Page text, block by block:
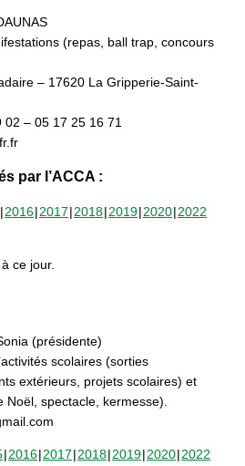
(repas, ball trap, concours
– 17620 La Gripperie-Saint-
02 – 05 17 25 16 71
par l’ACCA :
2016 2017 2018 2019 2020 2022
ce jour.
(présidente)
scolaires (sorties
extérieurs, projets scolaires) et
spectacle, kermesse).
2016 2017 2018 2019 2020 2022